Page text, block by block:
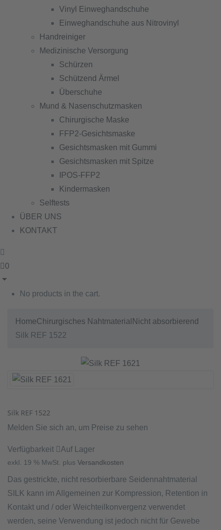
Vinyl Einweghandschuhe
Einweghandschuhe aus Nitrovinyl
Handreiniger
Medizinische Versorgung
Schürzen
Schützend Ärmel
Überschuhe
Mund & Nasenschutzmasken
Chirurgische Maske
FFP2-Gesichtsmaske
Gesichtsmasken mit Gummi
Gesichtsmasken mit Spitze
IPOS-FFP2
Kindermasken
Selftests
ÜBER UNS
KONTAKT
0
No products in the cart.
HomeChirurgisches Nahtmaterial Nicht absorbierend
Silk REF 1522
Silk REF 1522
Melden Sie sich an, um Preise zu sehen
Verfügbarkeit Auf Lager
exkl. 19 % MwSt. plus Versandkosten
Das gestrickte, nicht resorbierbare Seidennahtmaterial
SILK kann im Allgemeinen zur Kompression, Retention in
Kontakt und / oder Weichteilkonvergenz verwendet
werden, seine Verwendung ist jedoch nicht für Gewebe